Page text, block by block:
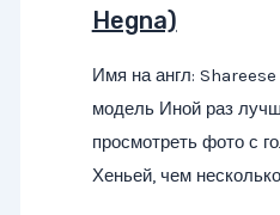
Hegna)
Имя на англ:
модель Иной раз
просмотреть фото с
Хеньей, чем